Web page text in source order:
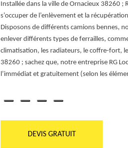
Installée dans la ville de Ornacieux 38260 ;
s’occuper de l’enlèvement et la
Disposons de différents camions bennes,
enlever différents types de ferrailles,
climatisation, les radiateurs, le coffre-fort,
38260 ; sachez que, notre entreprise RG
l’immédiat et gratuitement (selon les
DEVIS GRATUIT